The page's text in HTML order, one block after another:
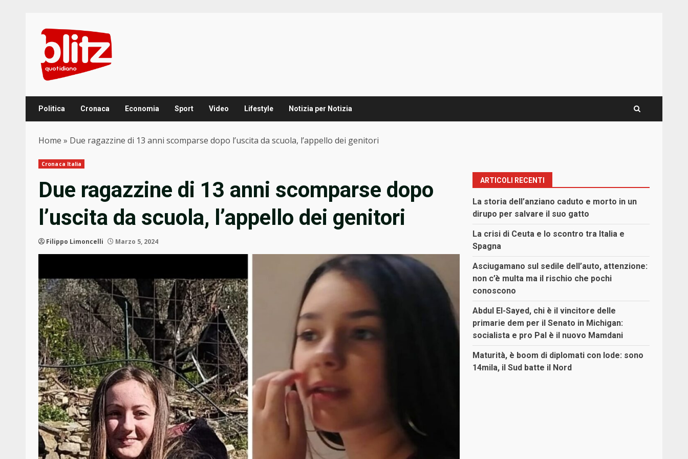
content
Politica Cronaca Economia Sport Video Lifestyle Notizia per Notizia
Home » Due ragazzine di 13 anni scomparse dopo l’uscita da scuola, l’appello dei genitori
Cronaca Italia
Due ragazzine di 13 anni scomparse dopo
l’uscita da scuola, l’appello dei genitori
Filippo Limoncelli Marzo 5, 2024
ARTICOLI RECENTI
La storia dell’anziano caduto e morto in un
dirupo per salvare il suo gatto
La crisi di Ceuta e lo scontro tra Italia e
Spagna
Asciugamano sul sedile dell’auto, attenzione:
non c’è multa ma il rischio che pochi
conoscono
Abdul El-Sayed, chi è il vincitore delle
primarie dem per il Senato in Michigan:
socialista e pro Pal è il nuovo Mamdani
Maturità, è boom di diplomati con lode: sono
14mila, il Sud batte il Nord